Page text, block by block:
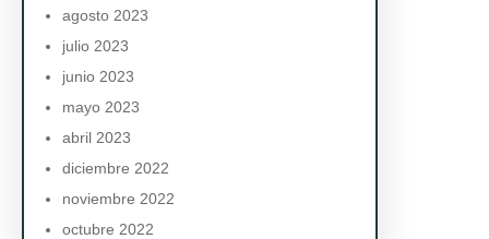
agosto 2023
julio 2023
junio 2023
mayo 2023
abril 2023
diciembre 2022
noviembre 2022
octubre 2022